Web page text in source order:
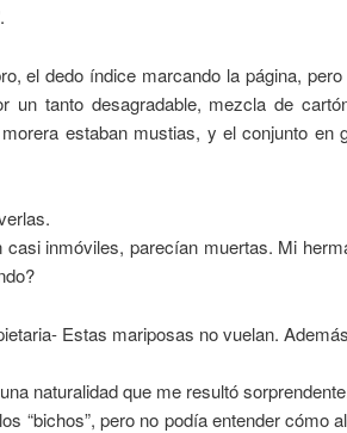
el dedo índice marcando la página,
un tanto desagradable, mezcla de
estaban mustias, y el conjunto en
casi inmóviles, parecían muertas. Mi
Estas mariposas no vuelan.
naturalidad que me resultó
“bichos”, pero no podía entender cómo